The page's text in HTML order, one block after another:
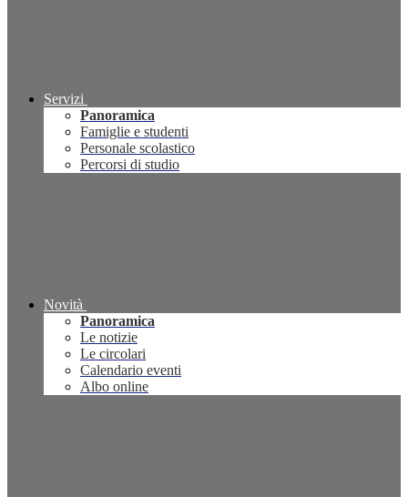
Servizi
Panoramica
Famiglie e studenti
Personale scolastico
Percorsi di studio
Novità
Panoramica
Le notizie
Le circolari
Calendario eventi
Albo online